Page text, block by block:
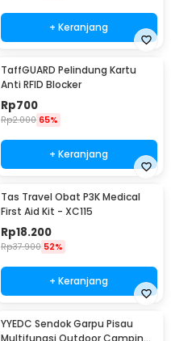
+ Keranjang
TaffGUARD Pelindung Kartu
Anti RFID Blocker
Rp700
Rp2.000 65%
+ Keranjang
Tas Travel Obat P3K Medical
First Aid Kit - XC115
Rp18.200
Rp37.900 52%
+ Keranjang
YYEDC Sendok Garpu Pisau
Multifungsi Outdoor Camping